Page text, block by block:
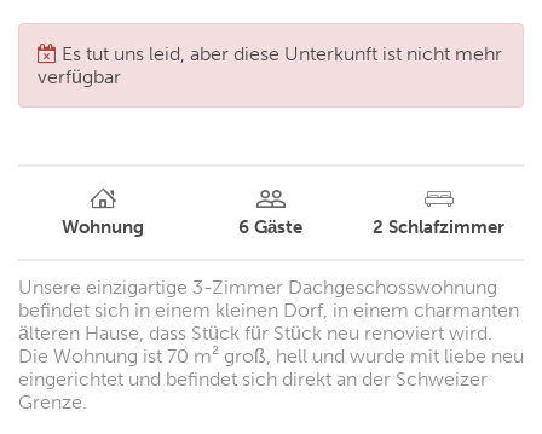
Es tut uns leid, aber diese Unterkunft ist nicht mehr
verfügbar
Wohnung 6 Gäste 2 Schlafzimmer
Unsere einzigartige 3-Zimmer Dachgeschosswohnung
befindet sich in einem kleinen Dorf, in einem charmanten
älteren Hause, dass Stück für Stück neu renoviert wird.
Die Wohnung ist 70 m² groß, hell und wurde mit liebe neu
eingerichtet und befindet sich direkt an der Schweizer
Grenze.